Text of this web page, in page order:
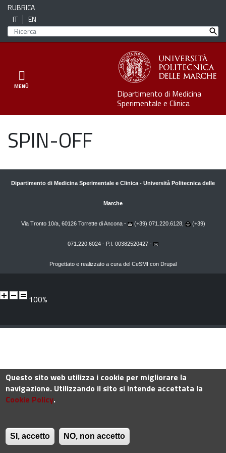
RUBRICA
IT
EN
Toggle navigation
MENÙ
Dipartimento di Medicina
Sperimentale e Clinica
SPIN-OFF
Dipartimento di Medicina Sperimentale e Clinica - Università Politecnica delle
Marche
Via Tronto 10/a, 60126 Torrette di Ancona - (+39) 071.220.6128, (+39)
071.220.6024 - P.I. 00382520427 -
Progettato e realizzato a cura del CeSMI con Drupal
100%
Questo sito web utilizza i cookie per migliorare la
navigazione. Utilizzando il sito si intende accettata la
Cookie Policy.
SI, accetto NO, non accetto